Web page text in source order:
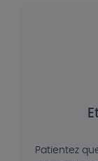
Patientez